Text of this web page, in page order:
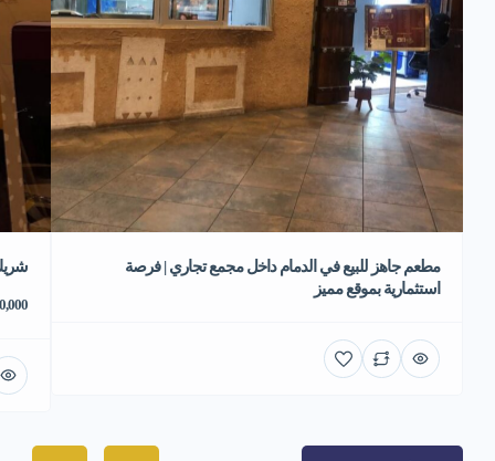
مطعم جاهز للبيع في الدمام داخل مجمع تجاري | فرصة
استثمارية بموقع مميز
70,000